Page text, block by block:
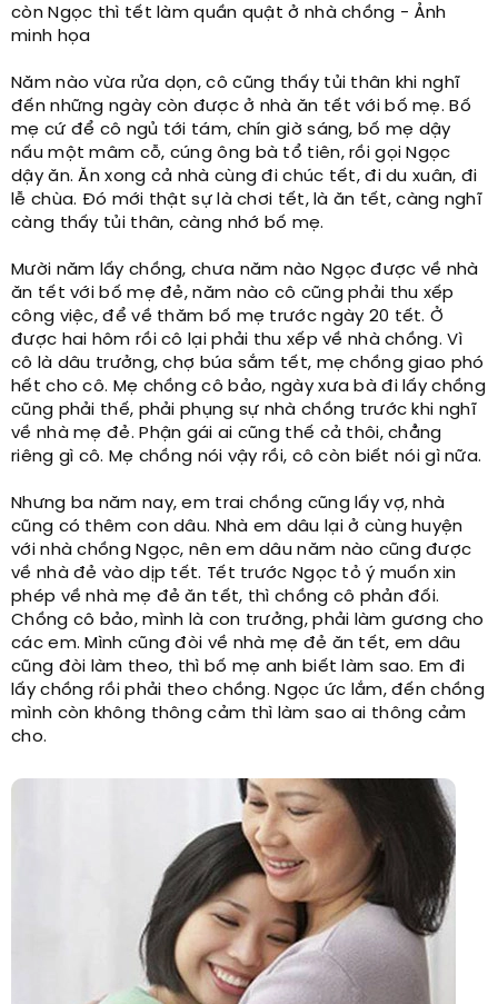
còn Ngọc thì tết làm quần quật ở nhà chồng - Ảnh
minh họa
Năm nào vừa rửa dọn, cô cũng thấy tủi thân khi nghĩ
đến những ngày còn được ở nhà ăn tết với bố mẹ. Bố
mẹ cứ để cô ngủ tới tám, chín giờ sáng, bố mẹ dậy
nấu một mâm cỗ, cúng ông bà tổ tiên, rồi gọi Ngọc
dậy ăn. Ăn xong cả nhà cùng đi chúc tết, đi du xuân, đi
lễ chùa. Đó mới thật sự là chơi tết, là ăn tết, càng nghĩ
càng thấy tủi thân, càng nhớ bố mẹ.
Mười năm lấy chồng, chưa năm nào Ngọc được về nhà
ăn tết với bố mẹ đẻ, năm nào cô cũng phải thu xếp
công việc, để về thăm bố mẹ trước ngày 20 tết. Ở
được hai hôm rồi cô lại phải thu xếp về nhà chồng. Vì
cô là dâu trưởng, chợ búa sắm tết, mẹ chồng giao phó
hết cho cô. Mẹ chồng cô bảo, ngày xưa bà đi lấy chồng
cũng phải thế, phải phụng sự nhà chồng trước khi nghĩ
về nhà mẹ đẻ. Phận gái ai cũng thế cả thôi, chẳng
riêng gì cô. Mẹ chồng nói vậy rồi, cô còn biết nói gì nữa.
Nhưng ba năm nay, em trai chồng cũng lấy vợ, nhà
cũng có thêm con dâu. Nhà em dâu lại ở cùng huyện
với nhà chồng Ngọc, nên em dâu năm nào cũng được
về nhà đẻ vào dịp tết. Tết trước Ngọc tỏ ý muốn xin
phép về nhà mẹ đẻ ăn tết, thì chồng cô phản đối.
Chồng cô bảo, mình là con trưởng, phải làm gương cho
các em. Mình cũng đòi về nhà mẹ đẻ ăn tết, em dâu
cũng đòi làm theo, thì bố mẹ anh biết làm sao. Em đi
lấy chồng rồi phải theo chồng. Ngọc ức lắm, đến chồng
mình còn không thông cảm thì làm sao ai thông cảm
cho.